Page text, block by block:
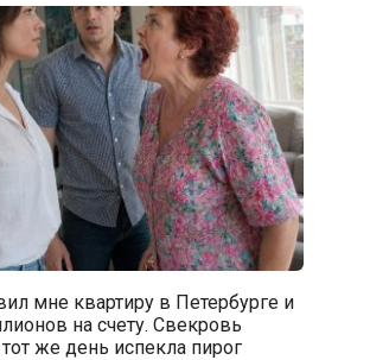
мне квартиру в Петербурге и
на счету. Свекровь
же день испекла пирог